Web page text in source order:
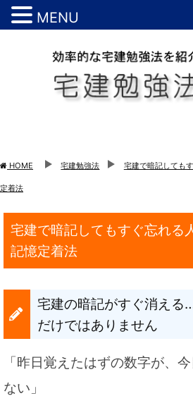
HOME 宅建勉強法 宅建で暗記しても
定着法
宅建で暗記してもすぐ忘れる
記憶定着法
宅建の暗記がすぐ消える
だけではありません
「昨日覚えたはずの数字が、
ない」
MENU